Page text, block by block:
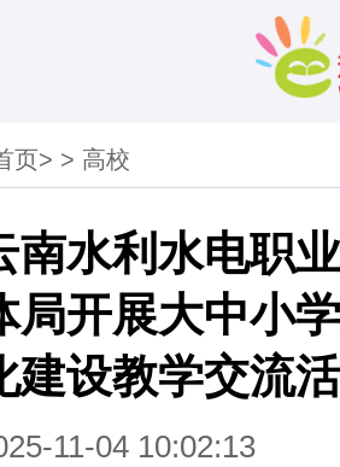
页> > 高校
南水利水电职
局开展大中小
建设教学交流
11-04 10:02:13